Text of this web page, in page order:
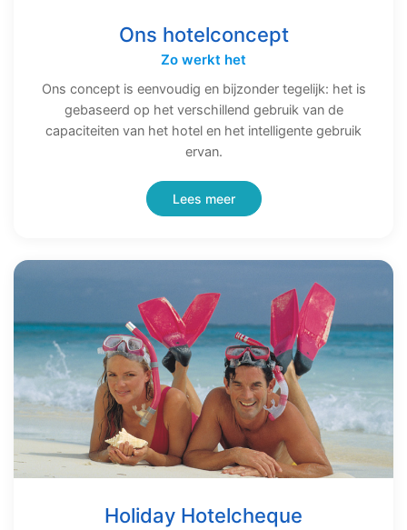
Ons hotelconcept
Zo werkt het
Ons concept is eenvoudig en bijzonder tegelijk: het is
gebaseerd op het verschillend gebruik van de
capaciteiten van het hotel en het intelligente gebruik
ervan.
Lees meer
Holiday Hotelcheque